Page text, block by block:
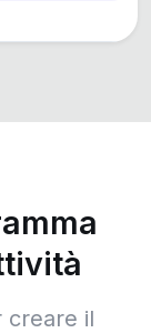
creare il